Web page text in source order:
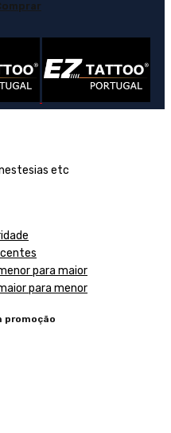
etc
para maior
para menor
promoção